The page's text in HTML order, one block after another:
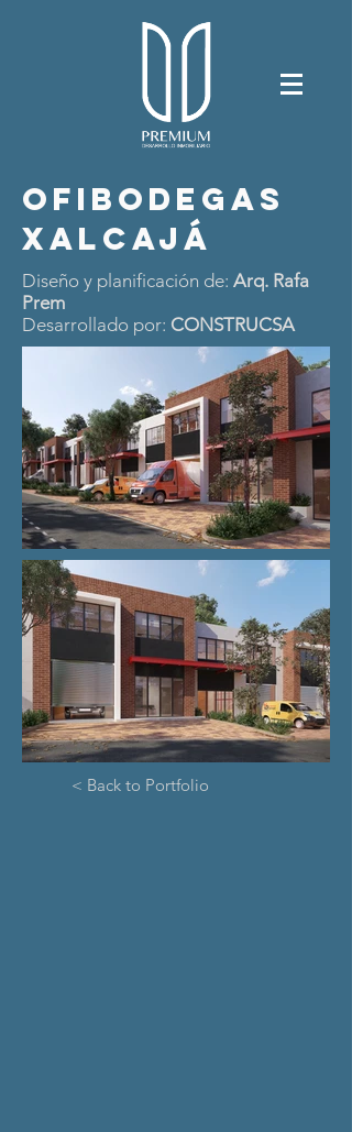
ofibodegas
XALCAJÁ
Diseño y planificación de: Arq. Rafa
Prem
Desarrollado por: CONSTRUCSA
< Back to Portfolio